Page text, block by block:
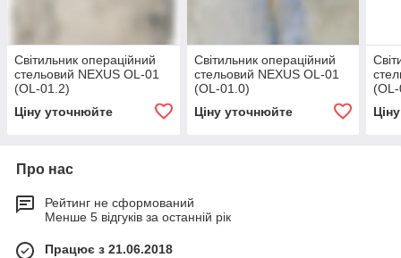
Світильник операційний
стельовий NEXUS OL-01
(OL-01.2)
Ціну уточнюйте
Світильник операційний
стельовий NEXUS OL-01
(OL-01.0)
Ціну уточнюйте
Про нас
Рейтинг не сформований
Менше 5 відгуків за останній рік
Працює з 21.06.2018